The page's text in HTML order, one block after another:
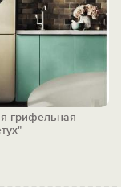
грифельная